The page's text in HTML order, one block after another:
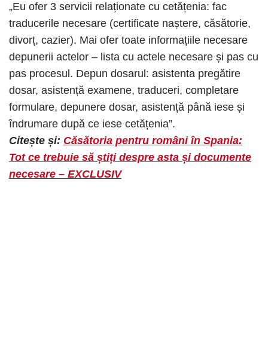
„Eu ofer 3 servicii relaționate cu cetățenia: fac
traducerile necesare (certificate naștere, căsătorie,
divorț, cazier). Mai ofer toate informațiile necesare
depunerii actelor – lista cu actele necesare și pas cu
pas procesul. Depun dosarul: asistenta pregătire
dosar, asistență examene, traduceri, completare
formulare, depunere dosar, asistență până iese și
îndrumare după ce iese cetățenia”.
Citește și: Căsătoria pentru români în Spania:
Tot ce trebuie să știți despre asta și documente
necesare – EXCLUSIV